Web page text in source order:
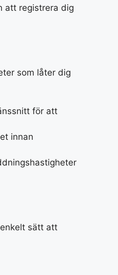
att registrera dig
som låter dig
för att
innan
sätt att